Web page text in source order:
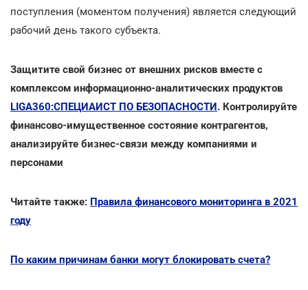
поступления (моментом получения) является следующий
рабочий день такого субъекта.
Защитите свой бизнес от внешних рисков вместе с
комплексом информационно-аналитических продуктов
LIGA360:СПЕЦИАИСТ ПО БЕЗОПАСНОСТИ. Контролируйте
финансово-имущественное состояние контрагентов,
анализируйте бизнес-связи между компаниями и
персонами
Читайте также: Правила финансового мониторинга в 2021
году
По каким причинам банки могут блокировать счета?